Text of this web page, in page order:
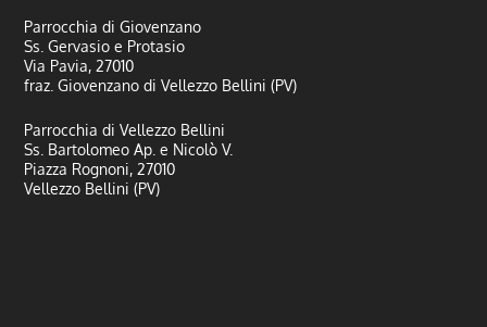
Parrocchia di Giovenzano
Ss. Gervasio e Protasio
Via Pavia, 27010
fraz. Giovenzano di Vellezzo Bellini (PV)
Parrocchia di Vellezzo Bellini
Ss. Bartolomeo Ap. e Nicolò V.
Piazza Rognoni, 27010
Vellezzo Bellini (PV)